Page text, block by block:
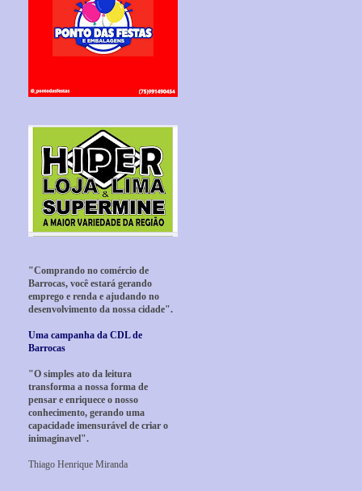
"Comprando no comércio de
Barrocas, você estará gerando
emprego e renda e ajudando no
desenvolvimento da nossa cidade".
Uma campanha da CDL de
Barrocas
"O simples ato da leitura
transforma a nossa forma de
pensar e enriquece o nosso
conhecimento, gerando uma
capacidade imensurável de criar o
inimaginavel".
Thiago Henrique Miranda